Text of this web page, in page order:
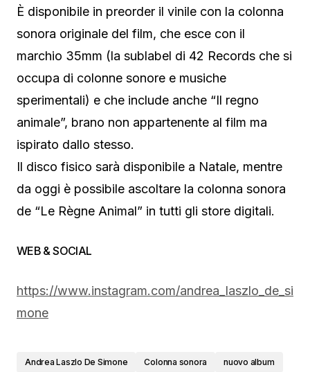
È disponibile in preorder il vinile con la colonna
sonora originale del film, che esce con il
marchio 35mm (la sublabel di 42 Records che si
occupa di colonne sonore e musiche
sperimentali) e che include anche “Il regno
animale”, brano non appartenente al film ma
ispirato dallo stesso.
Il disco fisico sarà disponibile a Natale, mentre
da oggi è possibile ascoltare la colonna sonora
de “Le Règne Animal” in tutti gli store digitali.
WEB & SOCIAL
https://www.instagram.com/andrea_laszlo_de_si
mone
Andrea Laszlo De Simone Colonna sonora nuovo album